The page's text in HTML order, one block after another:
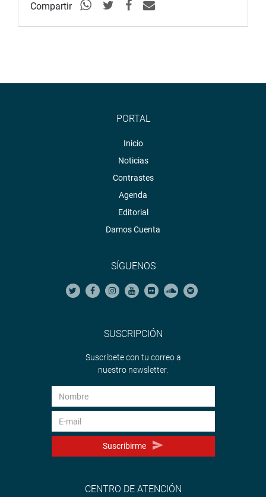
Compartir
PORTAL
Inicio
Noticias
Contrastes
Agenda
Editorial
Damos Cuenta
SÍGUENOS
SUSCRIPCIÓN
Suscríbete con tu correo a
nuestro newsletter.
Suscribirme
CENTRO DE ATENCIÓN